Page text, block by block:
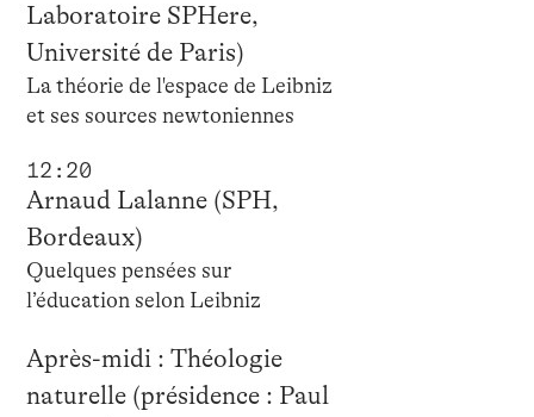
Laboratoire SPHere,
Université de Paris)
La théorie de l'espace de Leibniz
et ses sources newtoniennes
12:20
Arnaud Lalanne (SPH,
Bordeaux)
Quelques pensées sur
l’éducation selon Leibniz
Après-midi : Théologie
naturelle (présidence : Paul